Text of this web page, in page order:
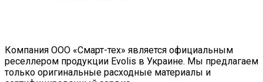
Компания ООО «Смарт-тех» является официальным
реселлером продукции Evolis в Украине. Мы предлагаем
только оригинальные расходные материалы и